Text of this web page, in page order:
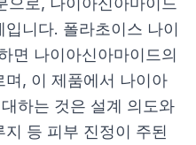
니다. 폴라초이스 나이
면 나이아신아마이드의
, 이 제품에서 나이아
하는 것은 설계 의도와
지 등 피부 진정이 주된